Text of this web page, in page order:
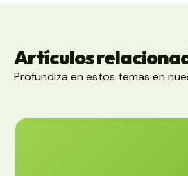
Artículos
Profundiza en estos temas en